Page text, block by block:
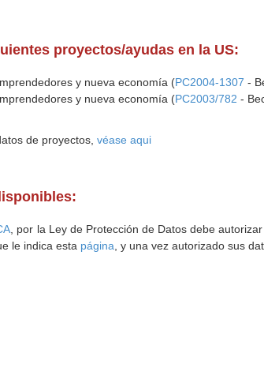
proyectos/ayudas en la US:
y nueva economía (PC2004-1307 -
y nueva economía (PC2003/782 -
de proyectos,véase aqui
, por la Ley de Protección de Datos debe
le indica esta página , y una vez autorizado sus